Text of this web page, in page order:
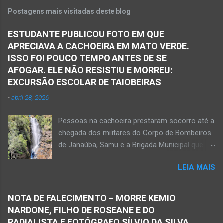
Postagens mais visitadas deste blog
ESTUDANTE PUBLICOU FOTO EM QUE
APRECIAVA A CACHOEIRA EM MATO VERDE.
ISSO FOI POUCO TEMPO ANTES DE SE
AFOGAR. ELE NÃO RESISTIU E MORREU:
EXCURSÃO ESCOLAR DE TAIOBEIRAS
-abril 28, 2026
Pessoas na cachoeira prestaram socorro até a
chegada dos militares do Corpo de Bombeiros
de Janaúba, Samu e a Brigada Municipal que
resistiu e foi a óbito Foto álbum pessoal Kauan
Pereira Alves publicou em sua rede social a
foto em que apreciava a Cachoeira Maria Rosa,
em Mato Verde, pouco tempo antes de se
afogar e depois vir a óbito nesta terça-feira, dia
LEIA MAIS
NOTA DE FALECIMENTO – MORRE KEMIO
NARDONE, FILHO DE ROSEANE E DO